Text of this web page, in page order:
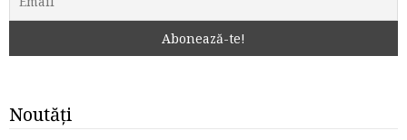
Noutăți